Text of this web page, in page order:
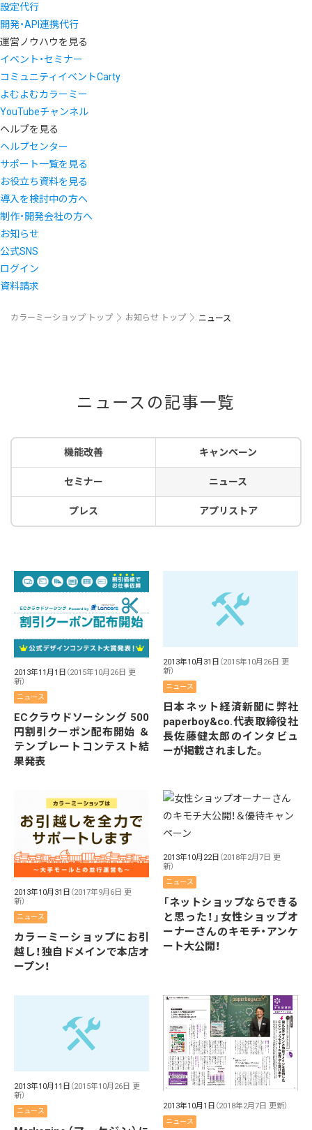
設定代行
開発・API連携代行
運営ノウハウを見る
イベント・セミナー
コミュニティイベントCarty
よむよむカラーミー
YouTubeチャンネル
ヘルプを見る
ヘルプセンター
サポート一覧を見る
お役立ち資料を見る
導入を検討中の方へ
制作・開発会社の方へ
お知らせ
公式SNS
ログイン
資料請求
カラーミーショップ トップ お知らせ トップ ニュース
ニュースの記事一覧
機能改善 キャンペーン
セミナー ニュース
プレス アプリストア
2013年11月1日 （2015年10月26日 更
新）
ニュース
ECクラウドソーシング 500
円割引クーポン配布開始 ＆
テンプレートコンテスト結
果発表
2013年10月31日 （2015年10月26日 更
新）
ニュース
日本ネット経済新聞に弊社
paperboy&co.代表取締役社
長佐藤健太郎のインタビュ
ーが掲載されました。
2013年10月31日 （2017年9月6日 更
新）
ニュース
カラーミーショップにお引
越し！独自ドメインで本店オ
ープン！
2013年10月22日 （2018年2月7日 更
新）
ニュース
「ネットショップならできる
と思った！」女性ショップオ
ーナーさんのキモチ・アンケ
ート大公開！
2013年10月11日 （2015年10月26日 更
新）
ニュース
2013年10月1日 （2018年2月7日 更新）
ニュース